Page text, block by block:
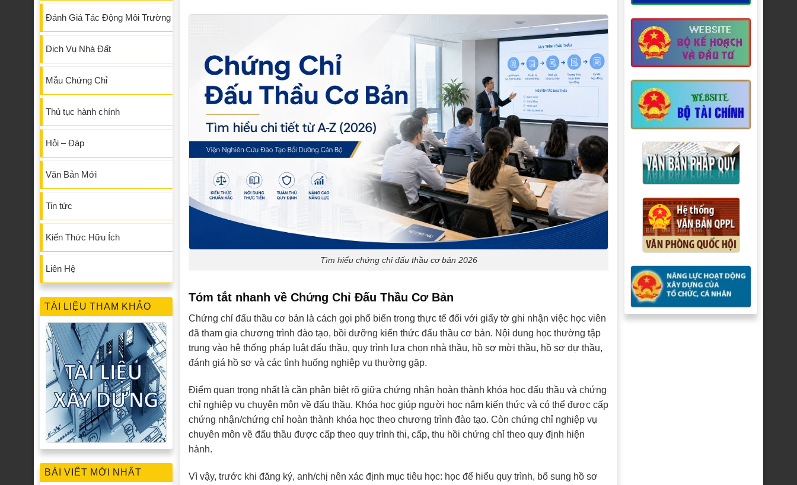
Đánh Giá Tác Động Môi Trường
Dịch Vụ Nhà Đất
Mẫu Chứng Chỉ
Thủ tục hành chính
Hỏi – Đáp
Văn Bản Mới
Tin tức
Kiến Thức Hữu Ích
Liên Hệ
TÀI LIỆU THAM KHẢO
BÀI VIẾT MỚI NHẤT
Tìm hiểu chứng chỉ đấu thầu cơ bản 2026
Tóm tắt nhanh về Chứng Chỉ Đấu Thầu Cơ Bản
Chứng chỉ đấu thầu cơ bản là cách gọi phổ biến trong thực tế đối với giấy tờ ghi nhận việc học viên
đã tham gia chương trình đào tạo, bồi dưỡng kiến thức đấu thầu cơ bản. Nội dung học thường tập
trung vào hệ thống pháp luật đấu thầu, quy trình lựa chọn nhà thầu, hồ sơ mời thầu, hồ sơ dự thầu,
đánh giá hồ sơ và các tình huống nghiệp vụ thường gặp.
Điểm quan trọng nhất là cần phân biệt rõ giữa chứng nhận hoàn thành khóa học đấu thầu và chứng
chỉ nghiệp vụ chuyên môn về đấu thầu. Khóa học giúp người học nắm kiến thức và có thể được cấp
chứng nhận/chứng chỉ hoàn thành khóa học theo chương trình đào tạo. Còn chứng chỉ nghiệp vụ
chuyên môn về đấu thầu được cấp theo quy trình thi, cấp, thu hồi chứng chỉ theo quy định hiện
hành.
Vì vậy, trước khi đăng ký, anh/chị nên xác định mục tiêu học: học để hiểu quy trình, bổ sung hồ sơ